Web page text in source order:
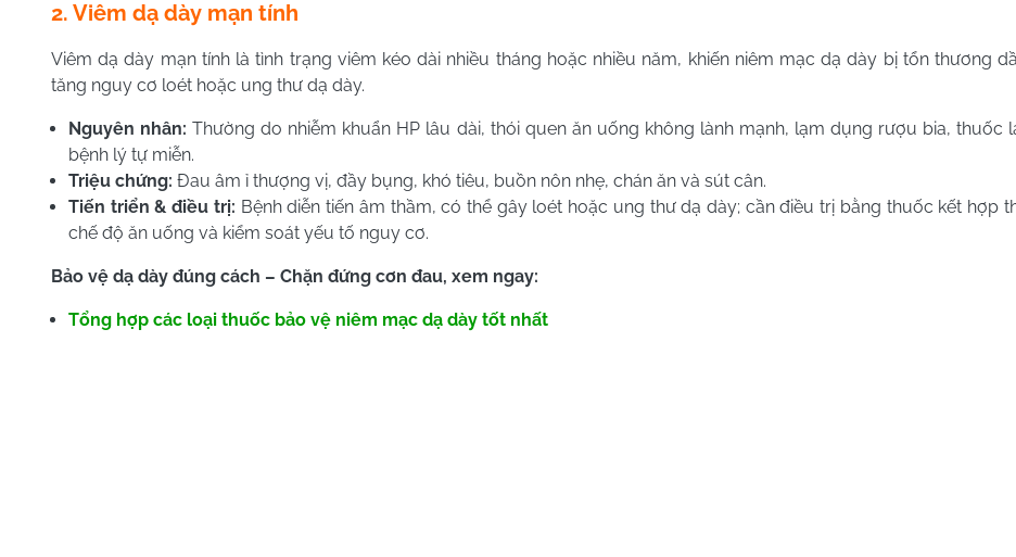
2. Viêm dạ dày mạn tính
Viêm dạ dày mạn tính là tình trạng viêm kéo dài nhiều tháng hoặc nhiều năm, khiến niêm mạc dạ dày bị tổn thương
tăng nguy cơ loét hoặc ung thư dạ dày.
Nguyên nhân: Thường do nhiễm khuẩn HP lâu dài, thói quen ăn uống không lành mạnh, lạm dụng rượu bia, thuốc
bệnh lý tự miễn.
Triệu chứng: Đau âm ỉ thượng vị, đầy bụng, khó tiêu, buồn nôn nhẹ, chán ăn và sút cân.
Tiến triển & điều trị: Bệnh diễn tiến âm thầm, có thể gây loét hoặc ung thư dạ dày; cần điều trị bằng thuốc kết hợp
chế độ ăn uống và kiểm soát yếu tố nguy cơ.
Bảo vệ dạ dày đúng cách – Chặn đứng cơn đau, xem ngay:
Tổng hợp các loại thuốc bảo vệ niêm mạc dạ dày tốt nhất